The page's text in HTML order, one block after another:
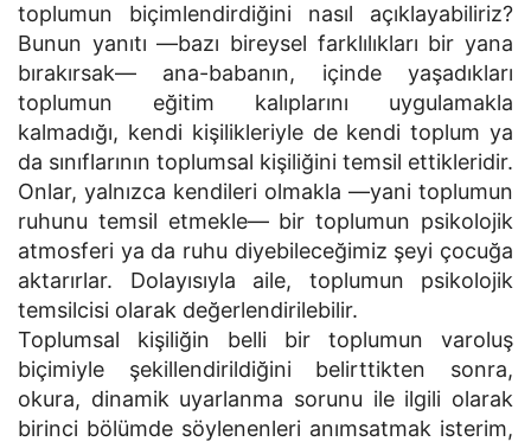
toplumun biçimlendirdiğini nasıl açıklayabiliriz?
Bunun yanıtı —bazı bireysel farklılıkları bir yana
bırakırsak— ana-babanın, içinde yaşadıkları
toplumun eğitim kalıplarını uygulamakla
kalmadığı, kendi kişilikleriyle de kendi toplum ya
da sınıflarının toplumsal kişiliğini temsil ettikleridir.
Onlar, yalnızca kendileri olmakla —yani toplumun
ruhunu temsil etmekle— bir toplumun psikolojik
atmosferi ya da ruhu diyebileceğimiz şeyi çocuğa
aktarırlar. Dolayısıyla aile, toplumun psikolojik
temsilcisi olarak değerlendirilebilir.
Toplumsal kişiliğin belli bir toplumun varoluş
biçimiyle şekillendirildiğini belirttikten sonra,
okura, dinamik uyarlanma sorunu ile ilgili olarak
birinci bölümde söylenenleri anımsatmak isterim,